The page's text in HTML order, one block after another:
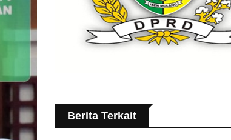
Berita Terkait